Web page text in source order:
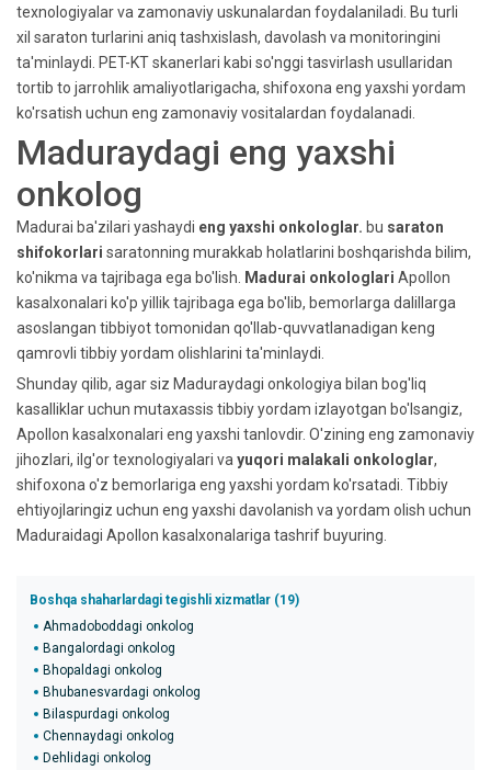
texnologiyalar va zamonaviy uskunalardan foydalaniladi. Bu turli
xil saraton turlarini aniq tashxislash, davolash va monitoringini
ta'minlaydi. PET-KT skanerlari kabi so'nggi tasvirlash usullaridan
tortib to jarrohlik amaliyotlarigacha, shifoxona eng yaxshi yordam
ko'rsatish uchun eng zamonaviy vositalardan foydalanadi.
Maduraydagi eng yaxshi
onkolog
Madurai ba'zilari yashaydi eng yaxshi onkologlar. bu saraton
shifokorlari saratonning murakkab holatlarini boshqarishda bilim,
ko'nikma va tajribaga ega bo'lish.
Madurai onkologlari Apollon
kasalxonalari ko'p yillik tajribaga ega bo'lib, bemorlarga dalillarga
asoslangan tibbiyot tomonidan qo'llab-quvvatlanadigan keng
qamrovli tibbiy yordam olishlarini ta'minlaydi.
Shunday qilib, agar siz Maduraydagi onkologiya bilan bog'liq
kasalliklar uchun mutaxassis tibbiy yordam izlayotgan bo'lsangiz,
Apollon kasalxonalari eng yaxshi tanlovdir. O'zining eng zamonaviy
jihozlari, ilg'or texnologiyalari va yuqori malakali onkologlar,
shifoxona o'z bemorlariga eng yaxshi yordam ko'rsatadi. Tibbiy
ehtiyojlaringiz uchun eng yaxshi davolanish va yordam olish uchun
Maduraidagi Apollon kasalxonalariga tashrif buyuring.
Boshqa shaharlardagi tegishli xizmatlar (19)
Ahmadoboddagi onkolog
Bangalordagi onkolog
Bhopaldagi onkolog
Bhubanesvardagi onkolog
Bilaspurdagi onkolog
Chennaydagi onkolog
Dehlidagi onkolog